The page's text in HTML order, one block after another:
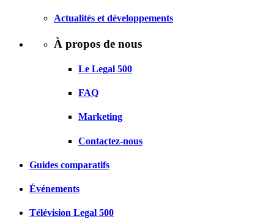
Actualités et développements
À propos de nous
Le Legal 500
FAQ
Marketing
Contactez-nous
Guides comparatifs
Événements
Télévision Legal 500